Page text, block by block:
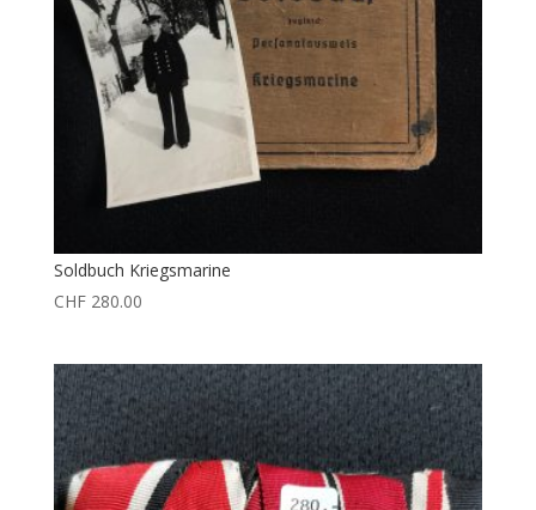
Soldbuch Kriegsmarine
CHF280.00